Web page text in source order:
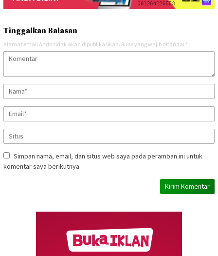
Tinggalkan Balasan
Alamat email Anda tidak akan dipublikasikan. Ruas yang wajib ditandai *
Simpan nama, email, dan situs web saya pada peramban ini untuk
komentar saya berikutnya.